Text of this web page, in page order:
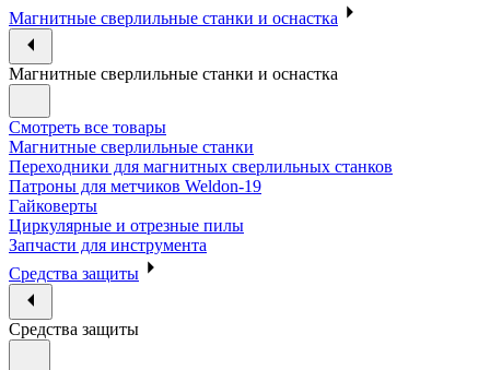
Магнитные сверлильные станки и оснастка
Магнитные сверлильные станки и оснастка
Смотреть все товары
Магнитные сверлильные станки
Переходники для магнитных сверлильных станков
Патроны для метчиков Weldon-19
Гайковерты
Циркулярные и отрезные пилы
Запчасти для инструмента
Средства защиты
Средства защиты